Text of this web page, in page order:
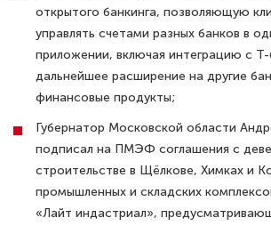
открытого банкинга, позволяющую
управлять счетами разных банков в
приложении, включая интеграцию с
дальнейшее расширение на другие
финансовые продукты;
Губернатор Московской области
подписал на ПМЭФ соглашения с
строительстве в Щёлкове, Химках и
промышленных и складских
«Лайт индастриал»,